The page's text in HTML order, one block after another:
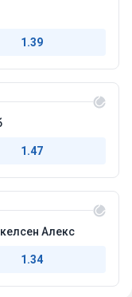
1.39
1.47
Алекс
1.34